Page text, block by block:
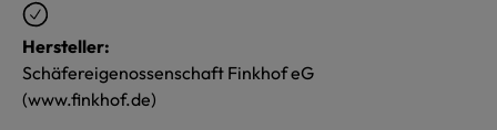
Hersteller:
Schäfereigenossenschaft Finkhof eG
(www.finkhof.de)